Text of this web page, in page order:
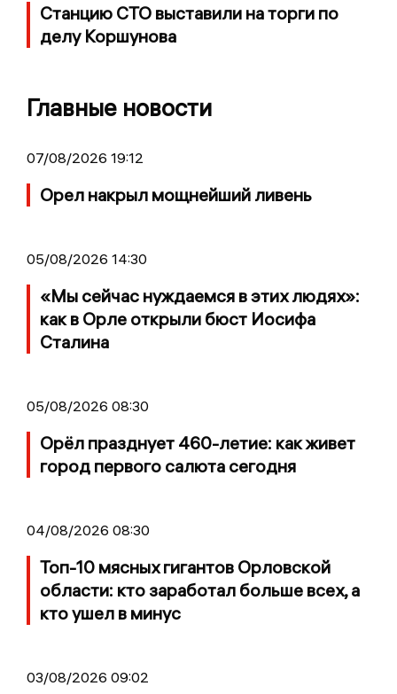
Станцию СТО выставили на торги по
делу Коршунова
Главные новости
07/08/2026 19:12
Орел накрыл мощнейший ливень
05/08/2026 14:30
«Мы сейчас нуждаемся в этих людях»:
как в Орле открыли бюст Иосифа
Сталина
05/08/2026 08:30
Орёл празднует 460-летие: как живет
город первого салюта сегодня
04/08/2026 08:30
Топ-10 мясных гигантов Орловской
области: кто заработал больше всех, а
кто ушел в минус
03/08/2026 09:02